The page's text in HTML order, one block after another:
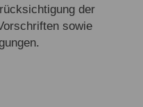
der
sowie